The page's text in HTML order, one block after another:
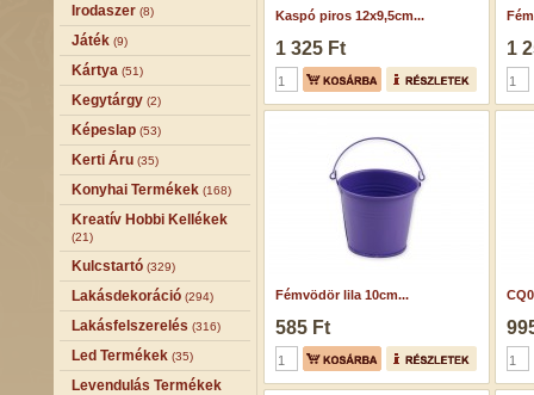
Irodaszer (8)
Játék (9)
Kártya (51)
Kegytárgy (2)
Képeslap (53)
Kerti Áru (35)
Konyhai Termékek (168)
Kreatív Hobbi Kellékek
(21)
Kulcstartó (329)
Lakásdekoráció (294)
Lakásfelszerelés (316)
Led Termékek (35)
Levendulás Termékek
Kaspó piros 12x9,5cm...
1 325 Ft 1
Fémvödör lila 10cm...
585 Ft